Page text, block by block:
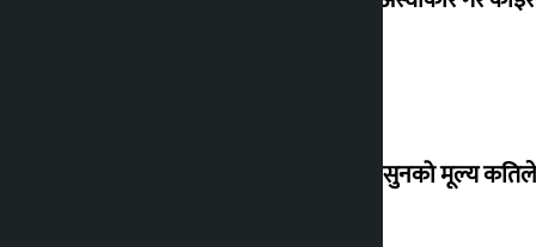
शुक्रबार सुनको मूल्य